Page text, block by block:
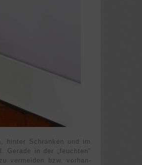
hinter Schrän­ken und im
Gerade in der „feuchten“
ver­meiden bzw. vorhan­